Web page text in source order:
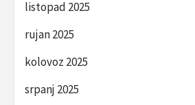
listopad 2025
rujan 2025
kolovoz 2025
srpanj 2025